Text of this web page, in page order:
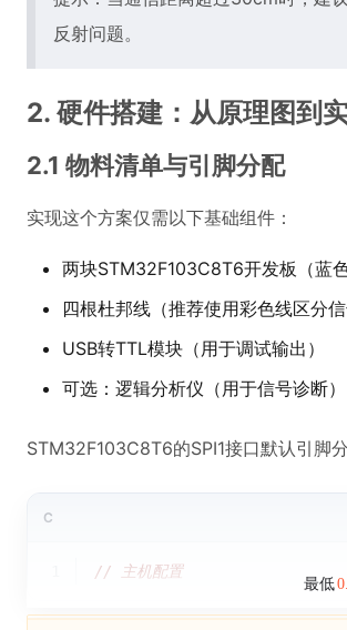
反射问题。
2. 硬件搭建：从原理图到
2.1 物料清单与引脚分配
实现这个方案仅需以下基础组件：
两块STM32F103C8T6开发板（蓝色
四根杜邦线（推荐使用彩色线区分信
USB转TTL模块（用于调试输出）
可选：逻辑分析仪（用于信号诊断）
STM32F103C8T6的SPI1接口默认引脚
C
// 主机配置
最低